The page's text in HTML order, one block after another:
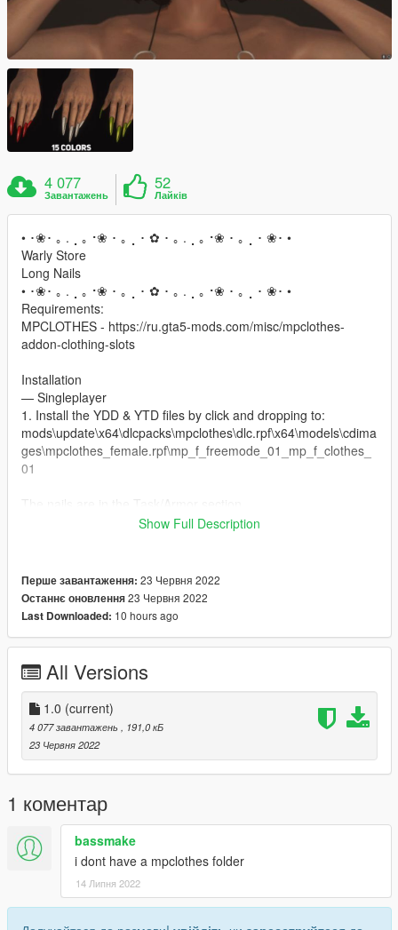
4 077
Завантажень
52
Лайків
• ･❀･ ｡ . ⡀｡⠐❀ ･ ｡ ⡀･ ✿ ･ ｡ . ⡀｡⠐❀ ･ ｡ ⡀･ ❀･ •
Warly Store
Long Nails
• ･❀･ ｡ . ⡀｡⠐❀ ･ ｡ ⡀･ ✿ ･ ｡ . ⡀｡⠐❀ ･ ｡ ⡀･ ❀･ •
Requirements:
MPCLOTHES - https://ru.gta5-mods.com/misc/mpclothes-
addon-clothing-slots
Installation
— Singleplayer
1. Install the YDD & YTD files by click and dropping to:
mods\update\x64\dlcpacks\mpclothes\dlc.rpf\x64\models\cdima
ges\mpclothes_female.rpf\mp_f_freemode_01_mp_f_clothes_
01
• ･❀･ ｡ . ⡀｡⠐❀ ･ ｡ ⡀･ ✿ ･ ｡ . ⡀｡⠐❀ ･ ｡ ⡀･ ❀･ •
Show Full Description
Перше завантаження: 23 Червня 2022
Останнє оновлення23 Червня 2022
Last Downloaded: 10 hours ago
All Versions
1.0 (current)
4 077 завантажень
, 191,0 кБ
23 Червня 2022
1 коментар
bassmake
i dont have a mpclothes folder
14 Липня 2022